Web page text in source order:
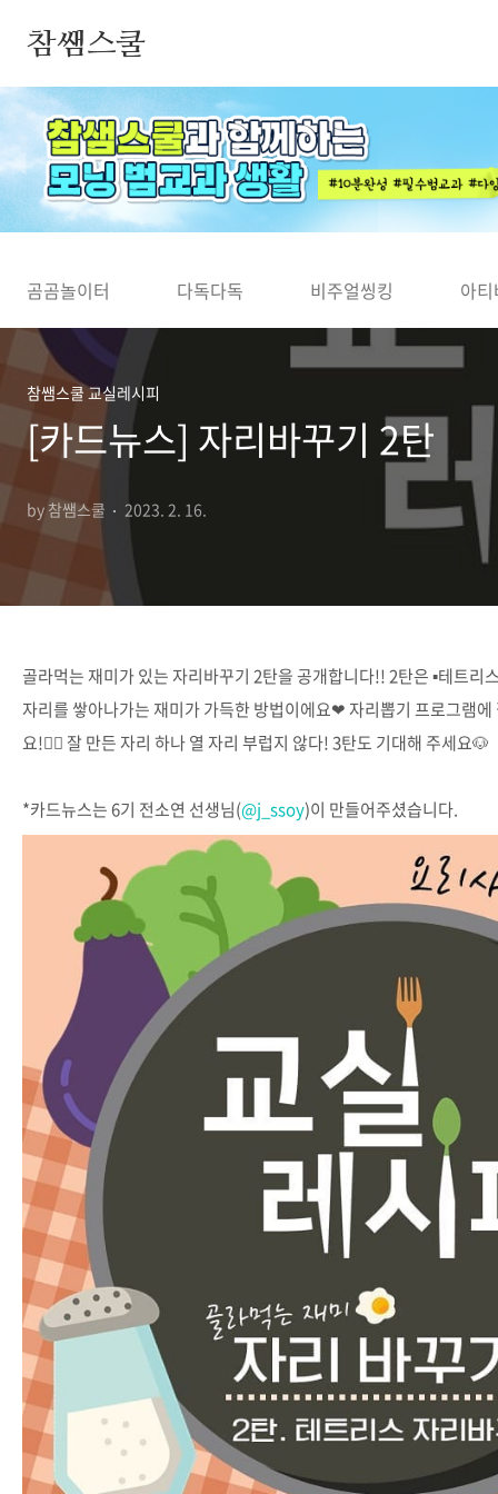
참쌤스쿨
◀
곰곰놀이터 다독다독 비주얼씽킹 아
참쌤스쿨 교실레시피
[카드뉴스] 자리바꾸기 2탄
by 참쌤스쿨 2023. 2. 16.
골라먹는 재미가 있는 자리바꾸기 2탄을 공개합니다!! 2탄은 ▪️테트리
자리를 쌓아나가는 재미가 가득한 방법이에요❤ 자리뽑기 프로그램
요!🙆‍♀️ 잘 만든 자리 하나 열 자리 부럽지 않다! 3탄도 기대해 주세요🐶
*카드뉴스는 6기 전소연 선생님(@j_ssoy)이 만들어주셨습니다.